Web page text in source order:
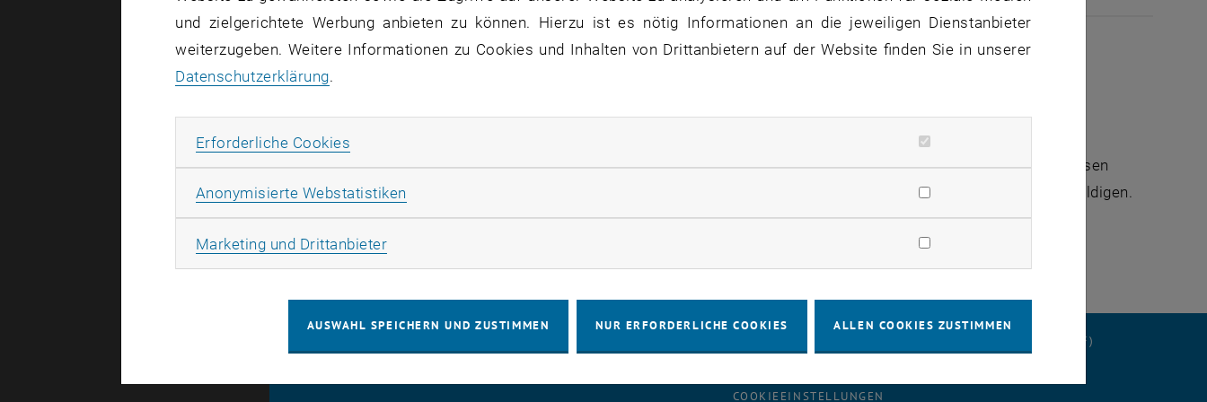
Indirekt betroffene Services:Webservices mit SSO
Derzeit kommt es bei der SSO Authentifizierung immer wieder zu Timeouts und in weiterer Folge zu erfolglosen
Anmeldungen. An der Behebung des Problems wird gearbeitet. Wir bitten die Unannehmlichkeiten zu entschuldigen.
DATENSCHUTZERKLÄRUNG (PDF)
COOKIEEINSTELLUNGEN
und zielgerichtete Werbung anbieten zu können. Hierzu ist es nötig Informationen an die jeweiligen Dienstanbieter
weiterzugeben. Weitere Informationen zu Cookies und Inhalten von Drittanbietern auf der Website finden Sie in unserer
Datenschutzerklärung.
Erforderliche Cookies
Anonymisierte Webstatistiken
Marketing und DrittanbieterMarketing Cookies zulassen
AUSWAHL SPEICHERN UND ZUSTIMMEN NUR ERFORDERLICHE COOKIES ALLEN COOKIES ZUSTIMMEN